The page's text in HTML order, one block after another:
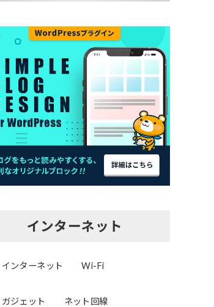
インターネット
インターネット Wi-Fi
ガジェット ネット回線